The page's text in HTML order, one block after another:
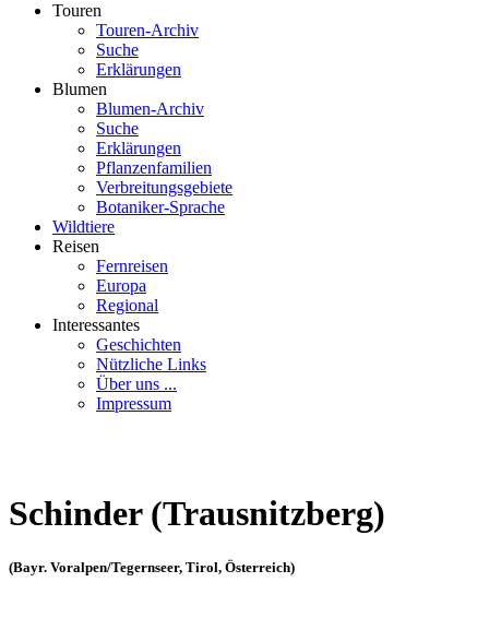
Touren
Touren-Archiv
Suche
Erklärungen
Blumen
Blumen-Archiv
Suche
Erklärungen
Pflanzenfamilien
Verbreitungsgebiete
Botaniker-Sprache
Wildtiere
Reisen
Fernreisen
Europa
Regional
Interessantes
Geschichten
Nützliche Links
Über uns ...
Impressum
Schinder (Trausnitzberg)
(Bayr. Voralpen/Tegernseer, Tirol, Österreich)